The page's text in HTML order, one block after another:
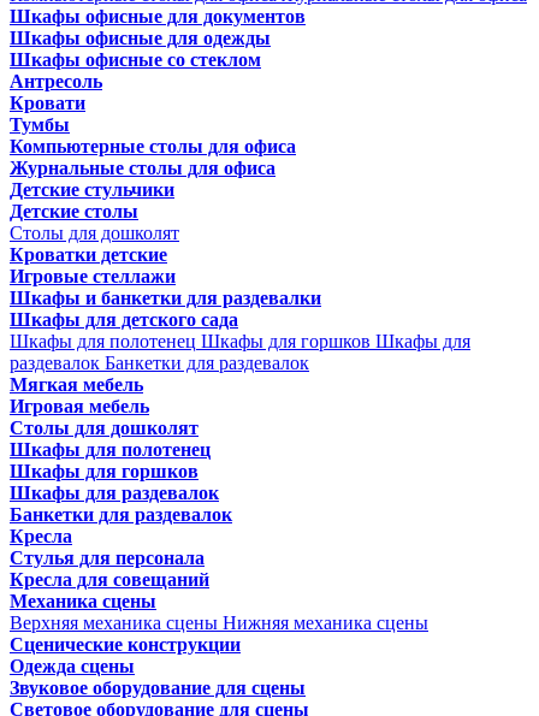
Шкафы офисные для документов
Шкафы офисные для одежды
Шкафы офисные со стеклом
Антресоль
Кровати
Тумбы
Компьютерные столы для офиса
Журнальные столы для офиса
Детские стульчики
Детские столы
Столы для дошколят
Кроватки детские
Игровые стеллажи
Шкафы и банкетки для раздевалки
Шкафы для детского сада
Шкафы для полотенец Шкафы для горшков Шкафы для
раздевалок Банкетки для раздевалок
Мягкая мебель
Игровая мебель
Столы для дошколят
Шкафы для полотенец
Шкафы для горшков
Шкафы для раздевалок
Банкетки для раздевалок
Кресла
Стулья для персонала
Кресла для совещаний
Механика сцены
Верхняя механика сцены Нижняя механика сцены
Сценические конструкции
Одежда сцены
Звуковое оборудование для сцены
Световое оборудование для сцены